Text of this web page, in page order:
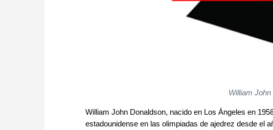
William
William John Donaldson, nacido en Los Ángeles en
estadounidense en las olimpiadas de ajedrez desde el